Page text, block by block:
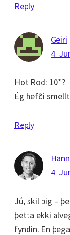
Reply
Geiri
4.
Hot Rod: 10*?
Ég hefði
Reply
4.
Jú, skil þig –
þetta ekki
fyndin. En